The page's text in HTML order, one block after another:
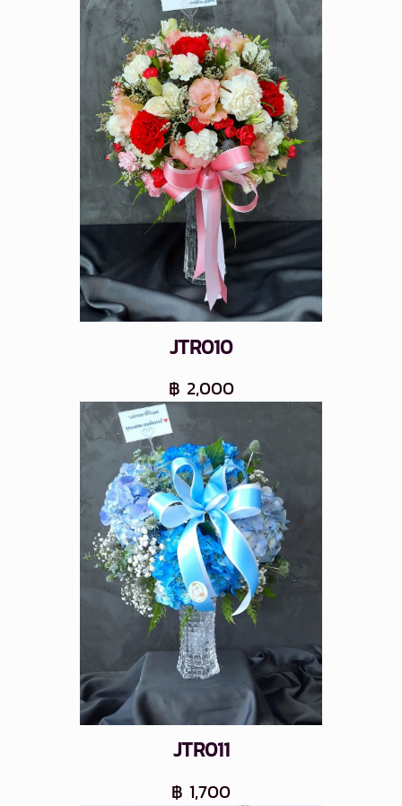
JTR010
฿ 2,000
JTR011
฿ 1,700